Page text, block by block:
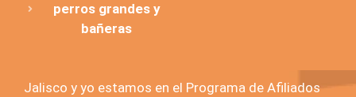
perros grandes y
bañeras
Jalisco y yo estamos en el Programa de Afiliados